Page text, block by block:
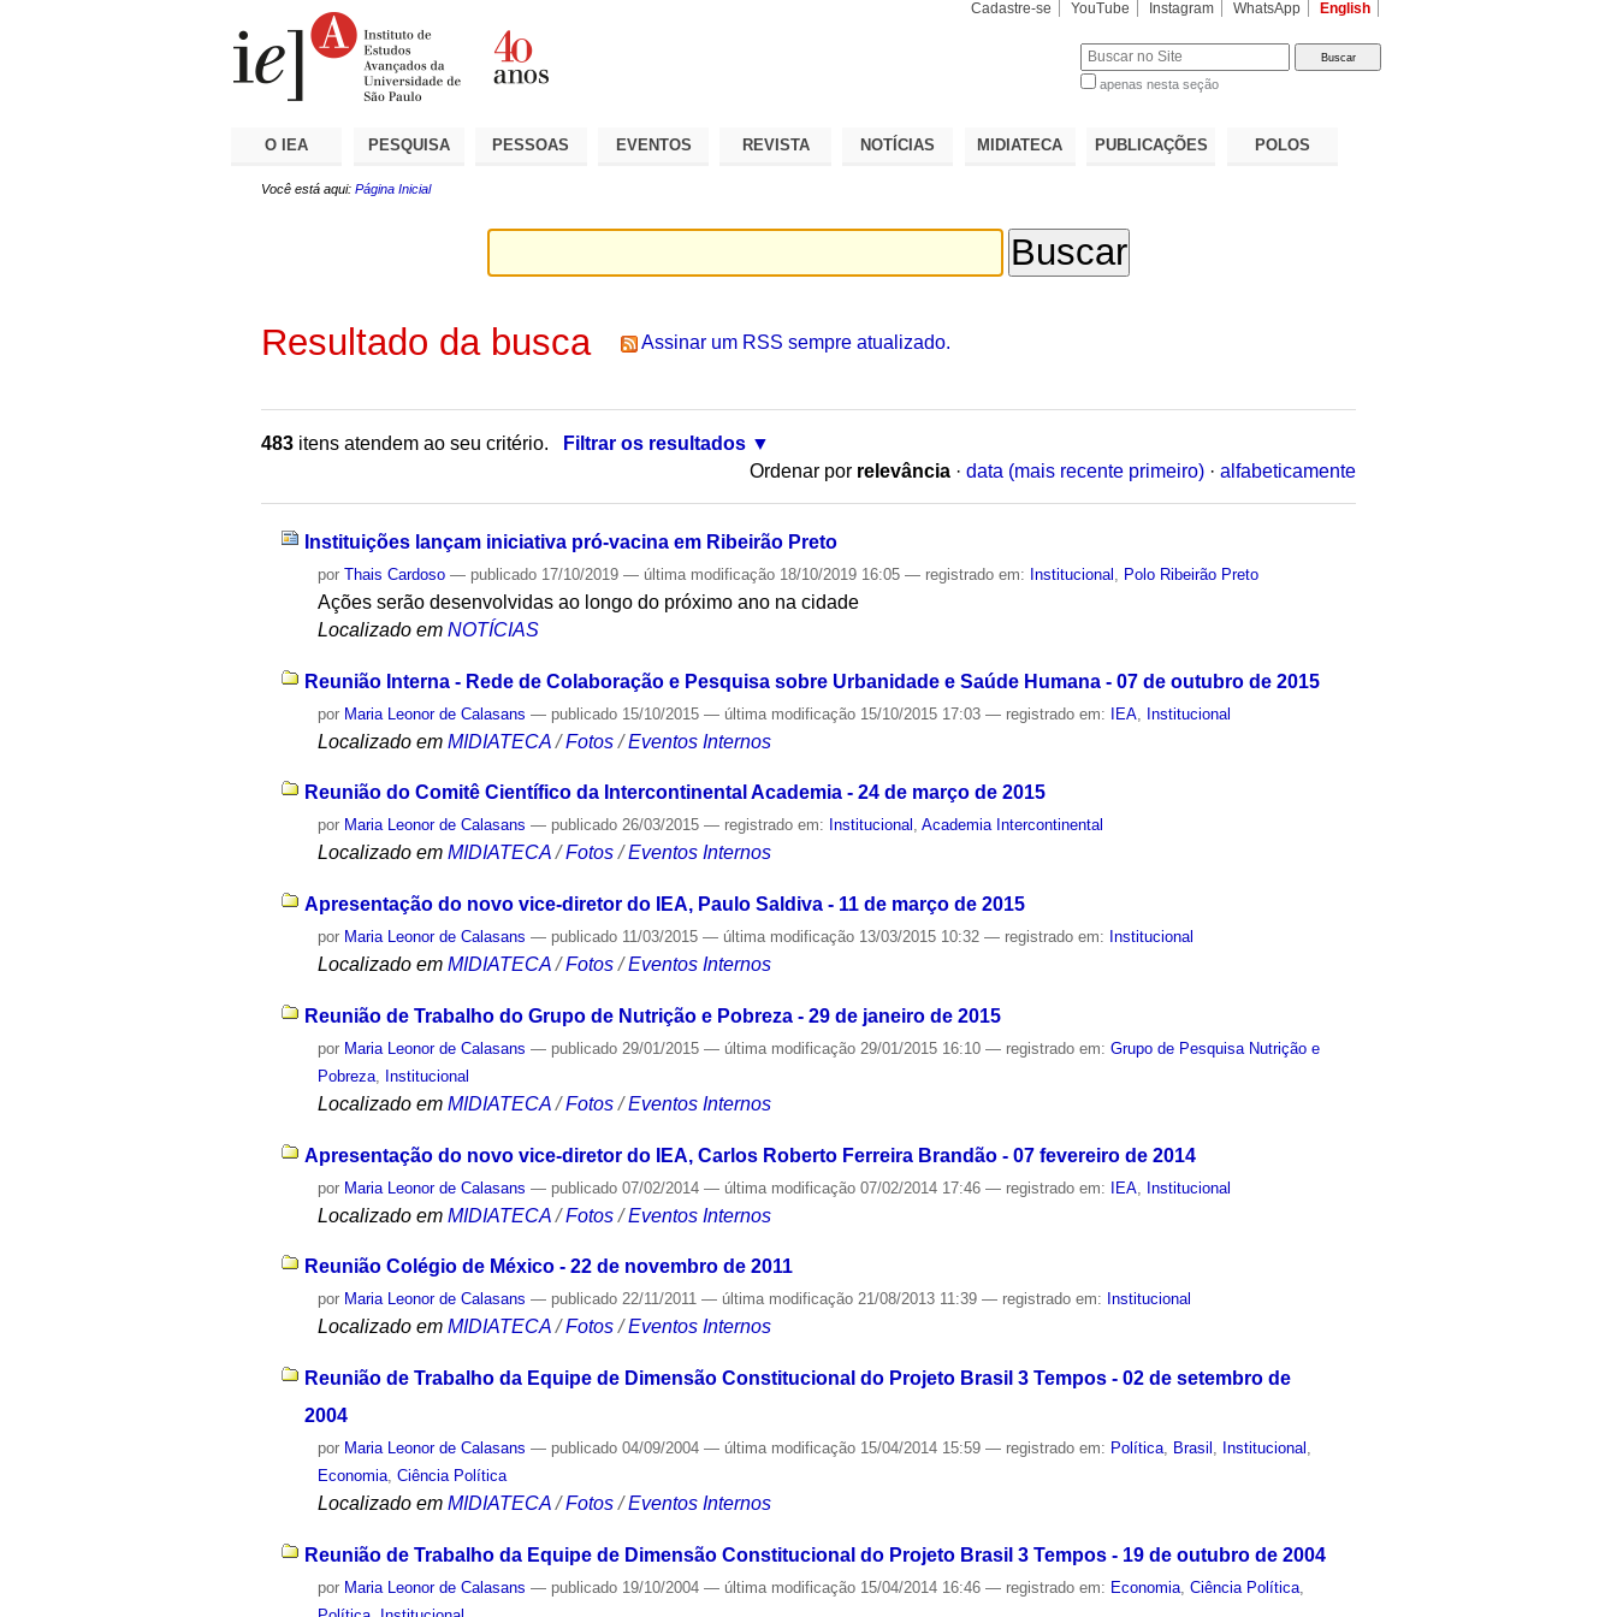
Cadastre-se YouTube Instagram WhatsApp English
apenas nesta seção
O IEA PESQUISA PESSOAS EVENTOS REVISTA NOTÍCIAS MIDIATECA PUBLICAÇÕES POLOS
Você está aqui: Página Inicial
Resultado da busca Assinar um RSS sempre atualizado.
483 itens atendem ao seu critério.
Filtrar os resultados
Ordenar por relevância · data (mais recente primeiro) · alfabeticamente
Instituições lançam iniciativa pró-vacina em Ribeirão Preto
porThais Cardoso — publicado 17/10/2019— última modificação 18/10/2019 16:05— registrado em: Institucional Polo Ribeirão Preto
Ações serão desenvolvidas ao longo do próximo ano na cidade
Localizado em NOTÍCIAS
Reunião Interna - Rede de Colaboração e Pesquisa sobre Urbanidade e Saúde Humana - 07 de outubro de 2015
por Maria Leonor de Calasans — publicado 15/10/2015— última modificação 15/10/2015 17:03— registrado em: IEA Institucional
Localizado em MIDIATECA /Fotos /Eventos Internos
Reunião do Comitê Científico da Intercontinental Academia - 24 de março de 2015
por Maria Leonor de Calasans — publicado 26/03/2015— registrado em: Institucional ,Academia Intercontinental
Localizado em MIDIATECA /Fotos /Eventos Internos
Apresentação do novo vice-diretor do IEA, Paulo Saldiva - 11 de março de 2015
por Maria Leonor de Calasans — publicado 11/03/2015— última modificação 13/03/2015 10:32— registrado em: Institucional
Localizado em MIDIATECA /Fotos /Eventos Internos
Reunião de Trabalho do Grupo de Nutrição e Pobreza - 29 de janeiro de 2015
por Maria Leonor de Calasans — publicado 29/01/2015— última modificação 29/01/2015 16:10— registrado em:Grupo de Pesquisa Nutrição e
Pobreza
Institucional
Localizado em MIDIATECA /Fotos /Eventos Internos
Apresentação do novo vice-diretor do IEA, Carlos Roberto Ferreira Brandão - 07 fevereiro de 2014
por Maria Leonor de Calasans — publicado 07/02/2014— última modificação 07/02/2014 17:46— registrado em: IEA Institucional
Localizado em MIDIATECA /Fotos /Eventos Internos
Reunião Colégio de México - 22 de novembro de 2011
por Maria Leonor de Calasans — publicado 22/11/2011— última modificação 21/08/2013 11:39— registrado em: Institucional
Localizado em MIDIATECA /Fotos /Eventos Internos
Reunião de Trabalho da Equipe de Dimensão Constitucional do Projeto Brasil 3 Tempos - 02 de setembro de
2004
por Maria Leonor de Calasans — publicado 04/09/2004— última modificação 15/04/2014 15:59— registrado em: Política Brasil Institucional
Economia ,Ciência Política
Localizado em MIDIATECA /Fotos /Eventos Internos
Reunião de Trabalho da Equipe de Dimensão Constitucional do Projeto Brasil 3 Tempos - 19 de outubro de 2004
por Maria Leonor de Calasans — publicado 19/10/2004— última modificação 15/04/2014 16:46— registrado em: Economia ,Ciência Política